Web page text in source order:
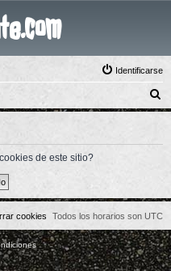
Identificarse
u
de este sitio?
Todos los horarios son UTC
cookies